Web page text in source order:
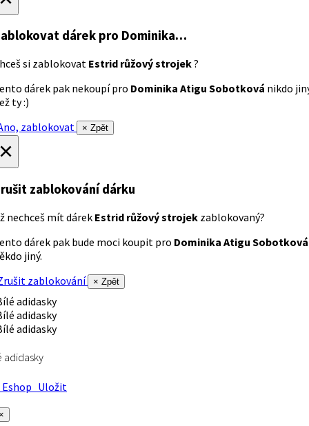
dárek pro Dominika…
si zablokovat Estrid růžový strojek?
dárek pak nekoupí pro Dominika Atigu Sobotková nikdo
ty :)
zablokovat
× Zpět
zablokování dárku
nechceš mít dárek Estrid růžový strojek zablokovaný?
dárek pak bude moci koupit pro Dominika Atigu Sobotková
jiný.
zablokování
× Zpět
adidasky
Uložit